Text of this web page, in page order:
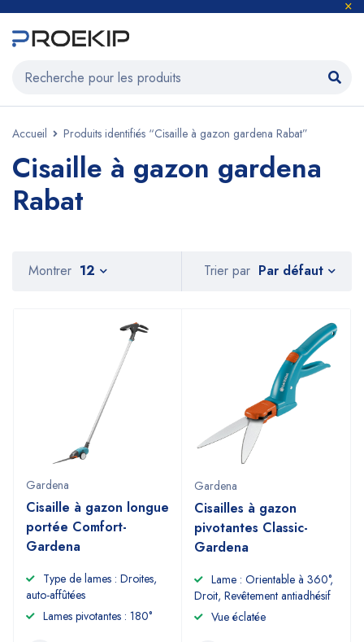
Accueil Produits identifiés “Cisaille à gazon gardena Rabat”
Cisaille à gazon gardena
Rabat
Trier par Par défaut
Montrer 12
Gardena
Cisaille à gazon longue
portée Comfort-
Gardena
Type de lames : Droites,
auto-affûtées
Lames pivotantes : 180°
Gardena
Cisailles à gazon
pivotantes Classic-
Gardena
Lame : Orientable à 360°,
Droit, Revêtement antiadhésif
Vue éclatée